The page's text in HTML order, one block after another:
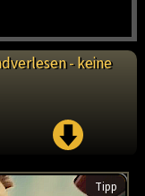
- keine
Tipp